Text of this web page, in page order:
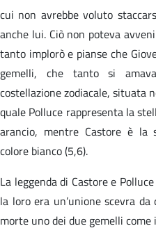
cui non avrebbe voluto
anche lui. Ciò non poteva
tanto implorò e pianse che
gemelli, che tanto si
costellazione zodiacale, situata
quale Polluce rappresenta la
arancio, mentre Castore è la
colore bianco (5,6).
La leggenda di Castore e
la loro era un’unione scevra
morte uno dei due gemelli